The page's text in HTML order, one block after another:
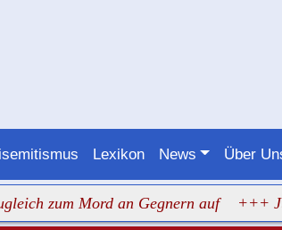
Lexikon News Über
Mord an Gegnern auf +++ Judenhass